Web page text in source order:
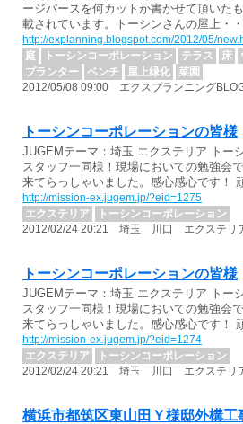
ージパースを何カットか書かせて頂いた
載されています。トーシンさんの屋上・・
http://explanning.blogspot.com/2012/05/
庭
トーシンコーポレーション テラス 床
プランター
ベンチ 屋上緑化
菜園
2012/05/08 09:00 エクスプランニング
トーシンコーポレーションの皆様
JUGEMテーマ：埼玉 エクステリア トー
スタッフ一同様！現場においての勉強会
来てらっしゃいました。感心感心です！
http://mission-ex.jugem.jp/?eid=1275
エクステリア
トーシンコーポレーション
2012/02/24 20:21 埼玉 川口 エクステリ
トーシンコーポレーションの皆様
JUGEMテーマ：埼玉 エクステリア トー
スタッフ一同様！現場においての勉強会
来てらっしゃいました。感心感心です！
http://mission-ex.jugem.jp/?eid=1274
エクステリア
トーシンコーポレーション
2012/02/24 20:21 埼玉 川口 エクステリ
横浜市都筑区東山田Ｙ様邸外構工